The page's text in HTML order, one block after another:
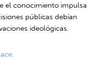
el conocimiento impulsa
públicas debían
ideológicas.